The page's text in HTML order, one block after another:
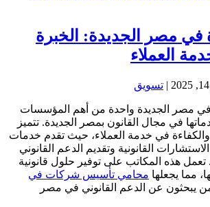
في مصر الجديدة: الخبرة
العملاء
| تسويق
في مصر الجديدة واحدة من أهم المؤسسات
في مجال القانون بمصر الجديدة. تتميز
والكفاءة في خدمة العملاء، حيث تقدم خدمات
القانونية وتقديم الدعم القانوني
هذه المكاتب على توفير حلول قانونية
مما يجعلها محامي تأسيس شركات في
يبحثون عن الدعم القانوني في مصر